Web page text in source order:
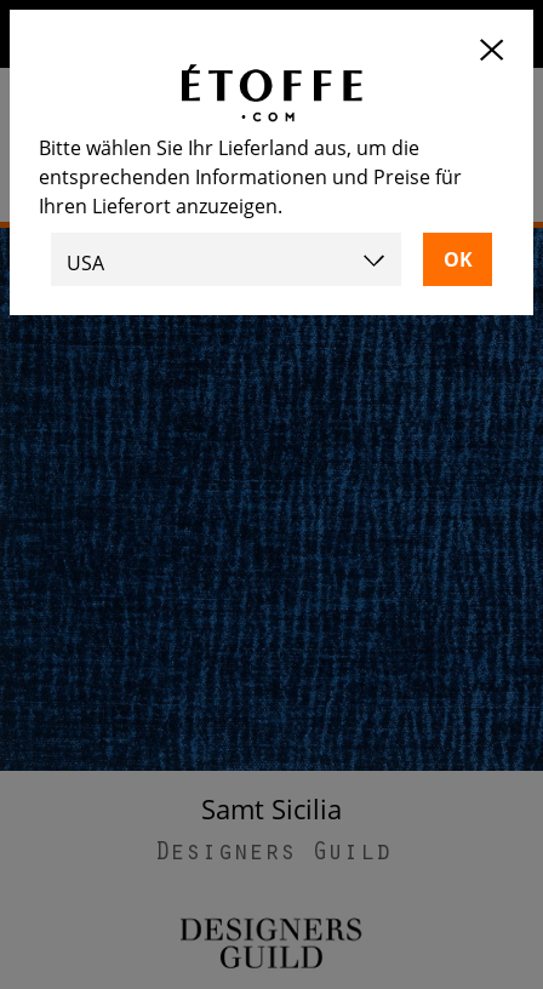
Samt Sicilia
Designers Guild
Bitte wählen Sie Ihr Lieferland aus, um die
entsprechenden Informationen und Preise für
Ihren Lieferort anzuzeigen.